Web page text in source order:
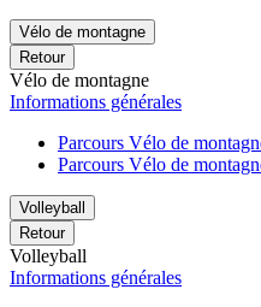
Vélo de montagne
Retour
Vélo de montagne
Informations générales
Parcours Vélo de
Parcours Vélo de
Volleyball
Retour
Volleyball
Informations générales